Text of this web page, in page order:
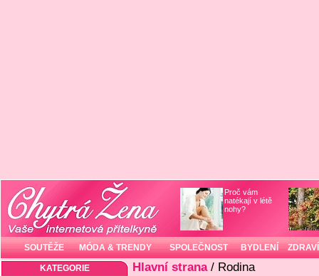
Proč vám
natékají v létě
nohy?
SOUTĚŽE MÓDA & TRENDY SPOLEČNOST BYDLENÍ ZDRAVÍ
KATEGORIE Hlavní strana/ Rodina